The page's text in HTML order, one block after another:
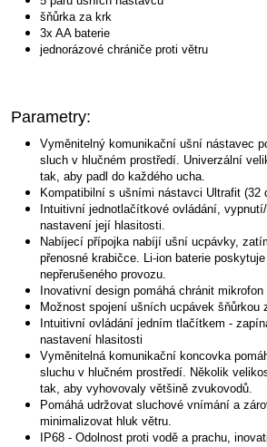
šňůrka za krk
3x AA baterie
jednorázové chrániče proti větru
Parametry:
Vyměnitelný komunikační ušní nástavec
sluch v hlučném prostředí. Univerzální
tak, aby padl do každého ucha.
Kompatibilní s ušními nástavci Ultrafit (32
Intuitivní jednotlačítkové ovládání,
nastavení její hlasitosti.
Nabíjecí přípojka nabíjí ušní ucpávky,
přenosné krabičce. Li-ion baterie
nepřerušeného provozu.
Inovativní design pomáhá chránit
Možnost spojení ušních ucpávek šňůrkou
Intuitivní ovládání jedním tlačítkem -
nastavení hlasitosti
Vyměnitelná komunikační koncovka
sluchu v hlučném prostředí. Několik
tak, aby vyhovovaly většině zvukovodů.
Pomáhá udržovat sluchové vnímání a
minimalizovat hluk větru.
IP68 - Odolnost proti vodě a prachu,